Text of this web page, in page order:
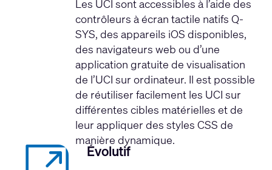
Les UCI sont accessibles à l’aide des
contrôleurs à écran tactile natifs Q-
SYS, des appareils iOS disponibles,
des navigateurs web ou d’une
application gratuite de visualisation
de l’UCI sur ordinateur. Il est possible
de réutiliser facilement les UCI sur
différentes cibles matérielles et de
leur appliquer des styles CSS de
manière dynamique.
Évolutif